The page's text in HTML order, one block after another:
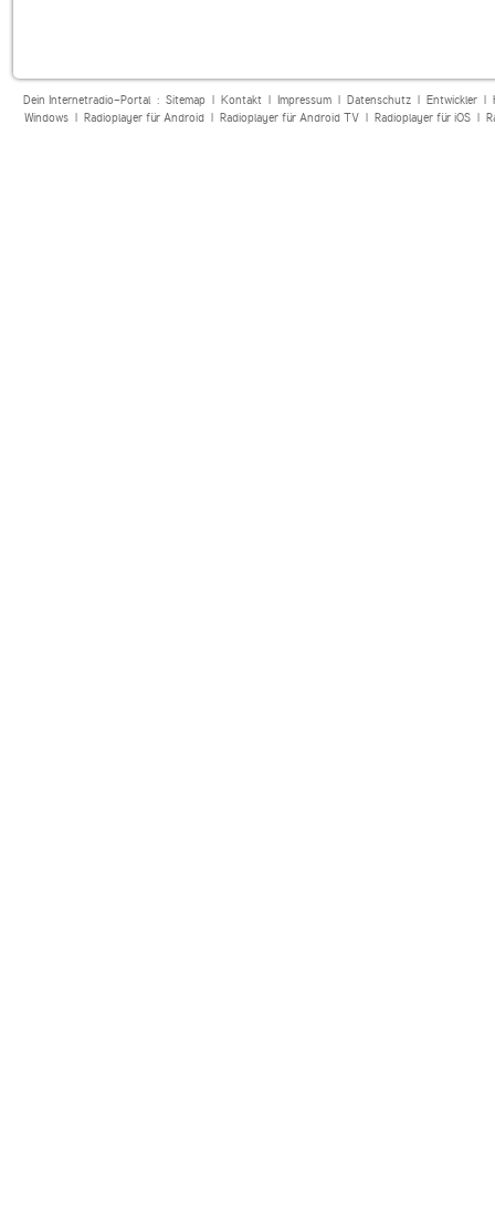
Dein Internetradio-Portal : Sitemap| Kontakt| Impressum| Datenschutz| Entwickler|
Windows| Radioplayer für Android| Radioplayer für Android TV| Radioplayer für iOS|